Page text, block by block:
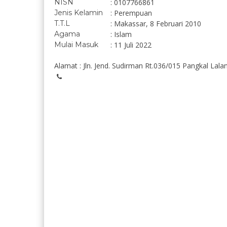
NISN : 0107766861
Jenis Kelamin : Perempuan
T.T.L : Makassar, 8 Februari 2010
Agama : Islam
Mulai Masuk : 11 Juli 2022
Alamat : Jln. Jend. Sudirman Rt.036/015 Pangkal